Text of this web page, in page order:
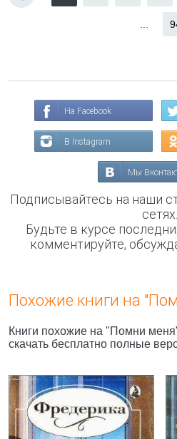
На Facebook
В Instagram
Мы
Подписывайтесь на наши
сетях.
Будьте в курсе
комментируйте,
Похожие книги на
Книги похожие на "Помни
скачать бесплатно полные